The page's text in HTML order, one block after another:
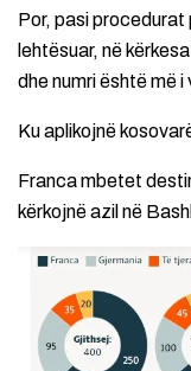
Por, pasi procedurat
lehtësuar, në
dhe numri është më i
Ku aplikojnë
Franca mbetet
kërkojnë azil në